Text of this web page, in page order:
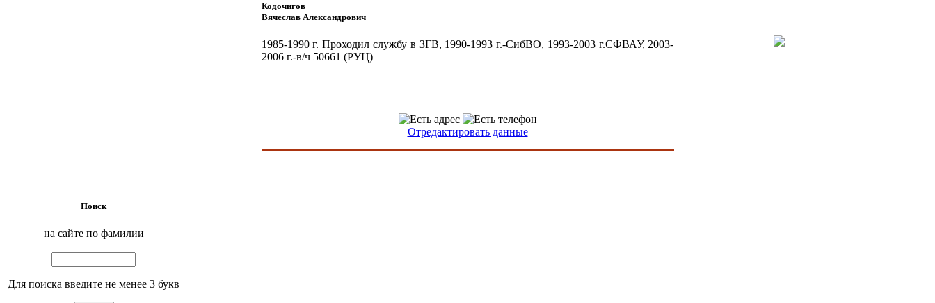
Кодочигов
Вячеслав Александрович
1985-1990 г. Проходил службу в ЗГВ, 1990-1993 г.-СибВО, 1993-2003 г.СФВАУ, 2003-
2006 г.-в/ч 50661 (РУЦ)
Отредактировать данные
Поиск
на сайте по фамилии
Для поиска введите не менее 3 букв